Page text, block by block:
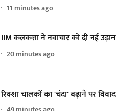
11 minutes ago
IIM कलकत्ता ने नवाचार को दी नई उड़ान
20 minutes ago
रिक्शा चालकों का 'चंदा' बढ़ाने पर विवाद